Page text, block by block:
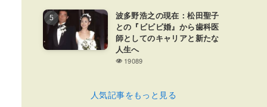
波多野浩之の現在：松田聖子
との『ビビビ婚』から歯科医
師としてのキャリアと新たな
人生へ
19089
人気記事をもっと見る